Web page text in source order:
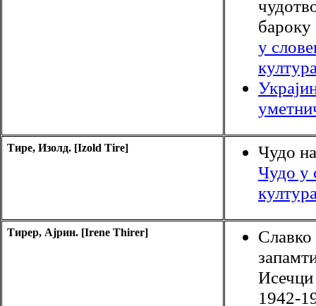
у
Тире, Изолд. [Izold Tire]
Чудо
Чудо у
Тирер, Ајрин. [Irene Thirer]
1942-